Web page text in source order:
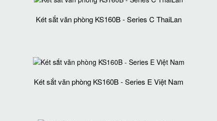
Két sắt văn phòng KS160B - Series C ThaiLan
Két sắt văn phòng KS160B - Series E Việt Nam